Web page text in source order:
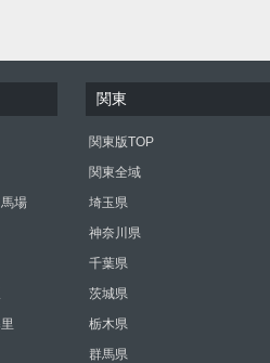
場
関東
関東版TOP
関東全域
埼玉県
神奈川県
千葉県
茨城県
栃木県
群馬県